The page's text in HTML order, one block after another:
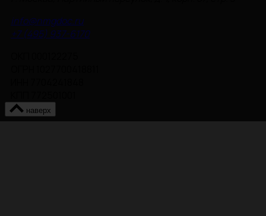
info@nmgdoc.ru
+7 (495) 937-6170
наверх